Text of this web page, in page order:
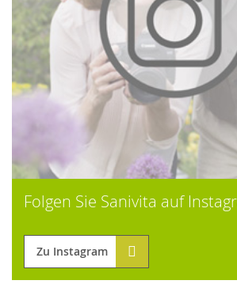
Folgen Sie Sanivita auf
Zu Instagram